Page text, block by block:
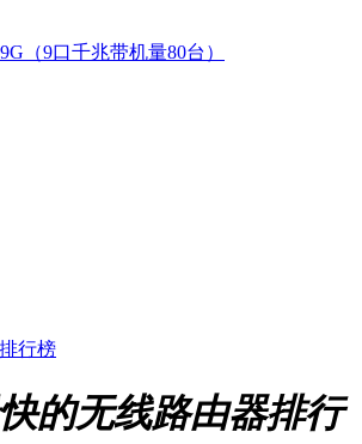
（9口千兆带机量80台）
行榜
的无线路由器排行